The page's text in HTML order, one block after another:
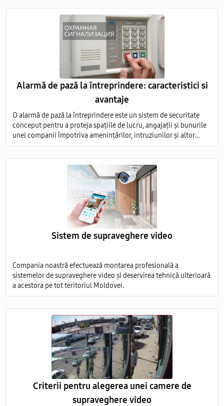
Alarmă de pază la întreprindere: caracteristici si
avantaje
O alarmă de pază la întreprindere este un sistem de securitate
conceput pentru a proteja spațiile de lucru, angajații și bunurile
unei companii împotriva amenințărilor, intruziunilor și altor
evenimente nedorite.
Sistem de supraveghere video
Compania noastră efectuează montarea profesională a
sistemelor de supraveghere video și deservirea tehnică ulterioară
a acestora pe tot teritoriul Moldovei.
Criterii pentru alegerea unei camere de
supraveghere video